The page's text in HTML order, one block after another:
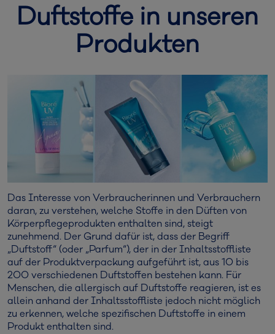
Duftstoffe in unseren
Produkten
Das Interesse von Verbraucherinnen und Verbrauchern
daran, zu verstehen, welche Stoffe in den Düften von
Körperpflegeprodukten enthalten sind, steigt
zunehmend. Der Grund dafür ist, dass der Begriff
„Duftstoff“ (oder „Parfum“), der in der Inhaltsstoffliste
auf der Produktverpackung aufgeführt ist, aus 10 bis
200 verschiedenen Duftstoffen bestehen kann. Für
Menschen, die allergisch auf Duftstoffe reagieren, ist es
allein anhand der Inhaltsstoffliste jedoch nicht möglich
zu erkennen, welche spezifischen Duftstoffe in einem
Produkt enthalten sind.